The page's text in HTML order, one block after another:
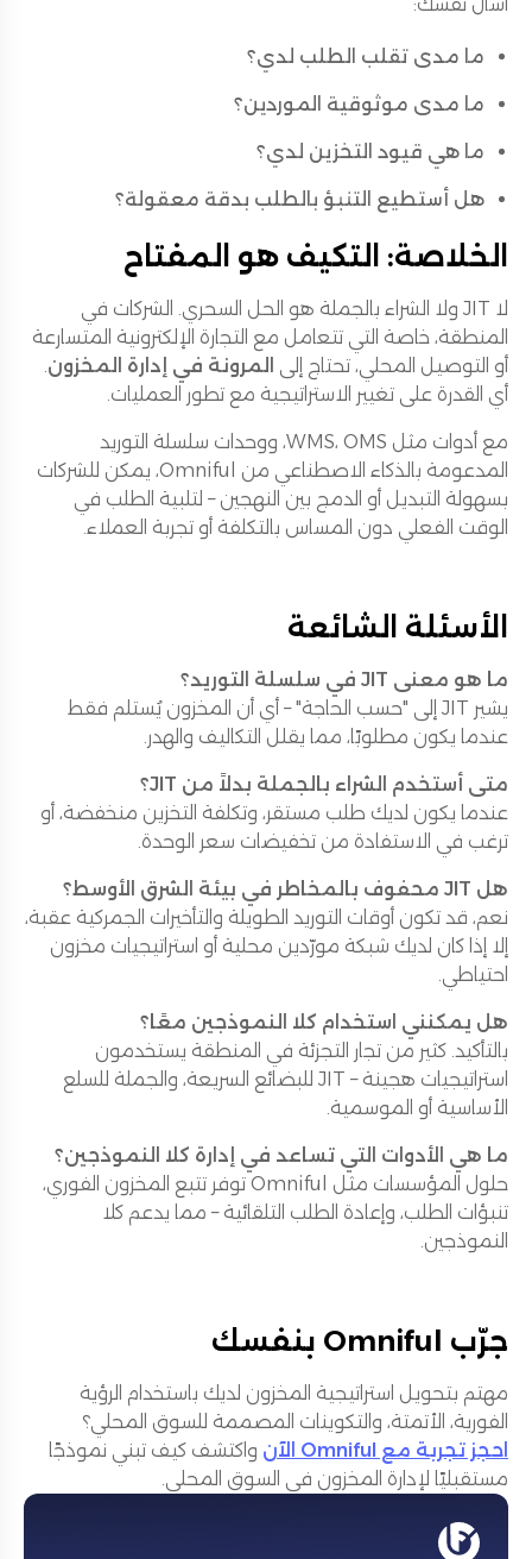
ما مدى تقلب الطلب لدي؟
ما مدى موثوقية الموردين؟
ما هي قيود التخزين لدي؟
هل أستطيع التنبؤ بالطلب بدقة معقولة؟
الخلاصة: التكيف هو المفتاح
لا JIT ولا الشراء بالجملة هو الحل السحري. الشركات في
المنطقة، خاصة التي تتعامل مع التجارة الإلكترونية المتسارعة
أو التوصيل المحلي، تحتاج إلى المرونة في إدارة المخزون
أي القدرة على تغيير الاستراتيجية مع تطور العمليات.
مع أدوات مثل WMS، OMS، ووحدات سلسلة التوريد
المدعومة بالذكاء الاصطناعي من Omniful، يمكن للشركات
بسهولة التبديل أو الدمج بين النهجين – لتلبية الطلب في
الوقت الفعلي دون المساس بالتكلفة أو تجربة العملاء.
الأسئلة الشائعة
ما هو معنى JIT في سلسلة التوريد؟
يشير JIT إلى "حسب الحاجة" – أي أن المخزون يُستلم فقط
عندما يكون مطلوبًا، مما يقلل التكاليف والهدر.
متى أستخدم الشراء بالجملة بدلاً من JIT؟
عندما يكون لديك طلب مستقر، وتكلفة التخزين منخفضة، أو
ترغب في الاستفادة من تخفيضات سعر الوحدة.
هل JIT محفوف بالمخاطر في بيئة الشرق الأوسط؟
نعم، قد تكون أوقات التوريد الطويلة والتأخيرات الجمركية عقبة،
إلا إذا كان لديك شبكة مورّدين محلية أو استراتيجيات مخزون
احتياطي.
هل يمكنني استخدام كلا النموذجين معًا؟
بالتأكيد. كثير من تجار التجزئة في المنطقة يستخدمون
استراتيجيات هجينة – JIT للبضائع السريعة، والجملة للسلع
الأساسية أو الموسمية.
ما هي الأدوات التي تساعد في إدارة كلا النموذجين؟
حلول المؤسسات مثل Omniful توفر تتبع المخزون الفوري،
تنبؤات الطلب، وإعادة الطلب التلقائية – مما يدعم كلا
النموذجين.
جرّب Omniful بنفسك
مهتم بتحويل استراتيجية المخزون لديك باستخدام الرؤية
الفورية، الأتمتة، والتكوينات المصممة للسوق المحلي؟
احجز تجربة مع Omniful الآن
واكتشف كيف تبني نموذجًا
مستقبليًا لإدارة المخزون في السوق المحلي.